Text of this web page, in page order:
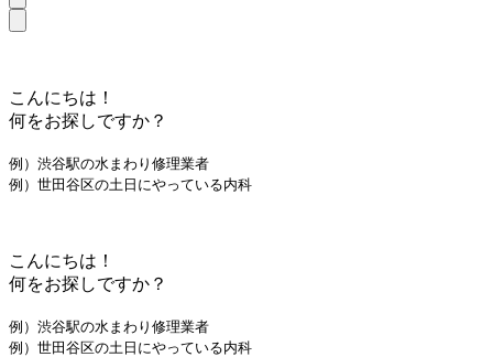
こんにちは！
何をお探しですか？
例）渋谷駅の水まわり修理業者
例）世田谷区の土日にやっている内科
こんにちは！
何をお探しですか？
例）渋谷駅の水まわり修理業者
例）世田谷区の土日にやっている内科